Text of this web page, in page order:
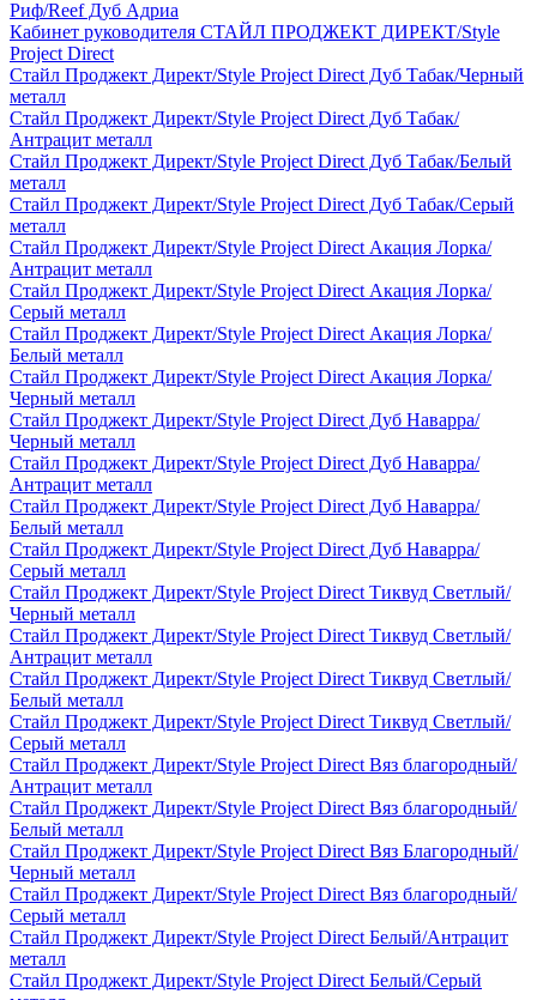
Риф/Reef Дуб Адриа
Кабинет руководителя СТАЙЛ ПРОДЖЕКТ ДИРЕКТ/Style
Project Direct
Стайл Проджект Директ/Style Project Direct Дуб Табак/Черный
металл
Стайл Проджект Директ/Style Project Direct Дуб Табак/
Антрацит металл
Стайл Проджект Директ/Style Project Direct Дуб Табак/Белый
металл
Стайл Проджект Директ/Style Project Direct Дуб Табак/Серый
металл
Стайл Проджект Директ/Style Project Direct Акация Лорка/
Антрацит металл
Стайл Проджект Директ/Style Project Direct Акация Лорка/
Серый металл
Стайл Проджект Директ/Style Project Direct Акация Лорка/
Белый металл
Стайл Проджект Директ/Style Project Direct Акация Лорка/
Черный металл
Стайл Проджект Директ/Style Project Direct Дуб Наварра/
Черный металл
Стайл Проджект Директ/Style Project Direct Дуб Наварра/
Антрацит металл
Стайл Проджект Директ/Style Project Direct Дуб Наварра/
Белый металл
Стайл Проджект Директ/Style Project Direct Дуб Наварра/
Серый металл
Стайл Проджект Директ/Style Project Direct Тиквуд Светлый/
Черный металл
Стайл Проджект Директ/Style Project Direct Тиквуд Светлый/
Антрацит металл
Стайл Проджект Директ/Style Project Direct Тиквуд Светлый/
Белый металл
Стайл Проджект Директ/Style Project Direct Тиквуд Светлый/
Серый металл
Стайл Проджект Директ/Style Project Direct Вяз благородный/
Антрацит металл
Стайл Проджект Директ/Style Project Direct Вяз благородный/
Белый металл
Стайл Проджект Директ/Style Project Direct Вяз Благородный/
Черный металл
Стайл Проджект Директ/Style Project Direct Вяз благородный/
Серый металл
Стайл Проджект Директ/Style Project Direct Белый/Антрацит
металл
Стайл Проджект Директ/Style Project Direct Белый/Серый